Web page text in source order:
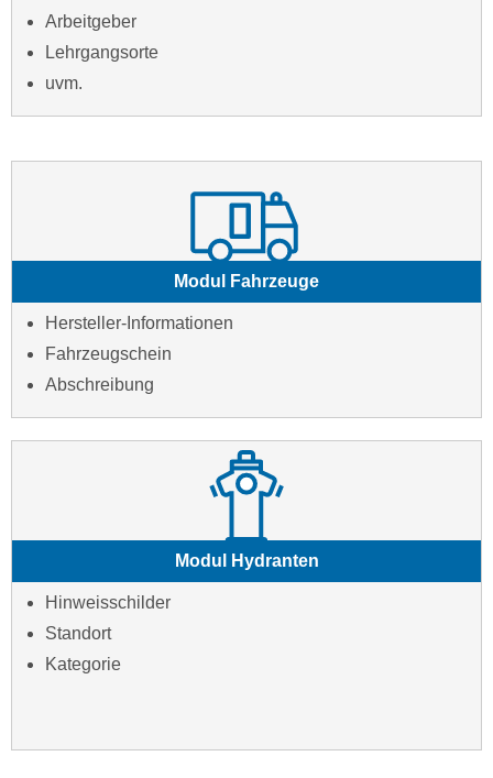
Arbeitgeber
Lehrgangsorte
uvm.
Modul Fahrzeuge
Hersteller-Informationen
Fahrzeugschein
Abschreibung
Modul Hydranten
Hinweisschilder
Standort
Kategorie